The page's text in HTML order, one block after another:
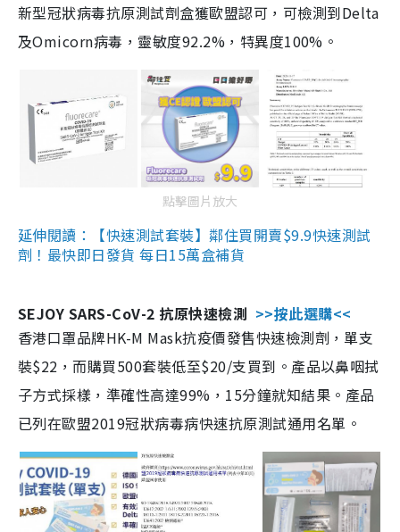
新型冠狀病毒抗原測試劑盒獲歐盟認可，可檢測到Delta
及Omicorn病毒，靈敏度92.2%，特異度100%。
點擊圖片放大
延伸閱讀：【快速測試套裝】鄰住買開賣$9.9快速測試
劑！最快即日發貨 每日15萬盒補貨
SEJOY SARS-CoV-2 抗原快速檢測 >>按此選購<<
香港口罩品牌HK-M Mask抗疫價發售快速檢測劑，單支
裝$22，而購買500套裝低至$20/支買到。產品以鼻咽拭
子方式採樣，準確性高達99%，15分鐘就知結果。產品
已列在歐盟2019冠狀病毒病快速抗原測試通用名單。